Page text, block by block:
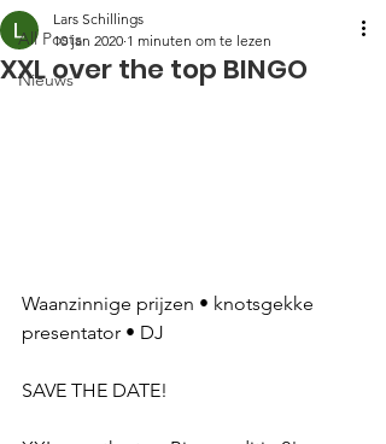
All Posts
Nieuws
XXL over the top BINGO
Lars Schillings
10 jan 2020 1 minuten om te lezen
Waanzinnige prijzen • knotsgekke
presentator • DJ
SAVE THE DATE!